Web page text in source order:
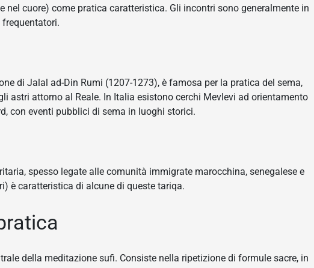
cuore) come pratica caratteristica. Gli incontri sono generalmente in
di Jalal ad-Din Rumi (1207-1273), è famosa per la pratica del sema,
astri attorno al Reale. In Italia esistono cerchi Mevlevi ad orientamento
con eventi pubblici di sema in luoghi storici.
spesso legate alle comunità immigrate marocchina, senegalese e
è caratteristica di alcune di queste tariqa.
della meditazione sufi. Consiste nella ripetizione di formule sacre, in